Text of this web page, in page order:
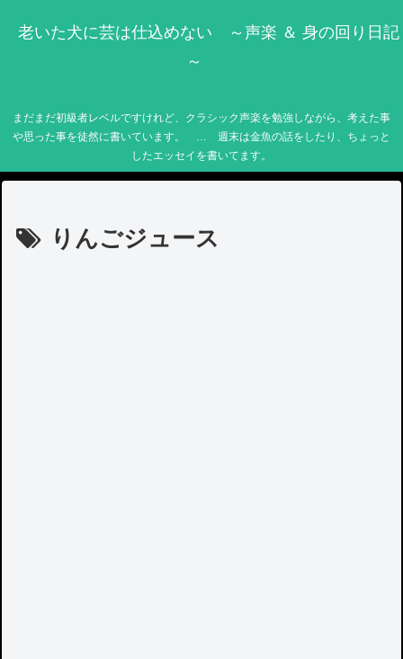
老いた犬に芸は仕込めない ～声楽 ＆ 身の回り日記
～
まだまだ初級者レベルですけれど、クラシック声楽を勉強しながら、考えた事
や思った事を徒然に書いています。 … 週末は金魚の話をしたり、ちょっと
したエッセイを書いてます。
りんごジュース